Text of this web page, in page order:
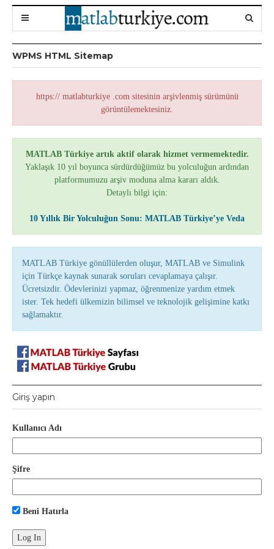
WPMS HTML Sitemap
https:// matlabturkiye .com sitesinin arşivlenmiş sürümünü
görüntülemektesiniz.
MATLAB Türkiye artık aktif olarak hizmet vermemektedir.
Yaklaşık 10 yıl boyunca sürdürdüğümüz bu yolculuğun ardından
platformumuzu arşiv moduna alma kararı aldık.
Detaylı bilgi için:
10 Yıllık Bir Yolculuğun Sonu: MATLAB Türkiye’ye Veda
MATLAB Türkiye gönüllülerden oluşur, MATLAB ve Simulink
için Türkçe kaynak sunarak soruları cevaplamaya çalışır.
Ücretsizdir. Ödevlerinizi yapmaz, öğrenmenize yardım etmek
ister. Tek hedefi ülkemizin bilimsel ve teknolojik gelişimine katkı
sağlamaktır.
Giriş yapın
Kullanıcı Adı
Şifre
Beni Hatırla